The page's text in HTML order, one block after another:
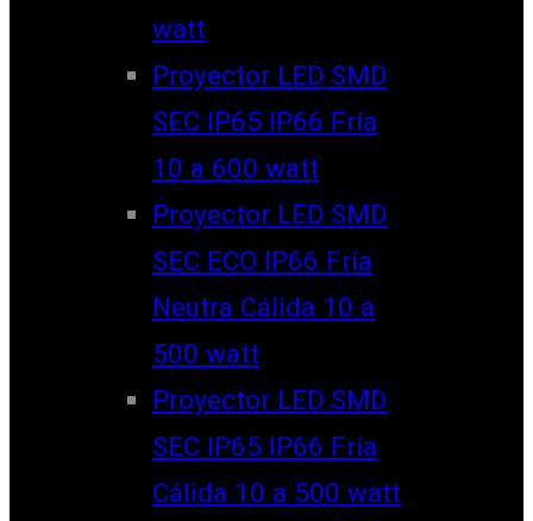
watt
Proyector LED SMD
SEC IP65 IP66 Fría
10 a 600 watt
Proyector LED SMD
SEC ECO IP66 Fría
Neutra Cálida 10 a
500 watt
Proyector LED SMD
SEC IP65 IP66 Fría
Cálida 10 a 500 watt